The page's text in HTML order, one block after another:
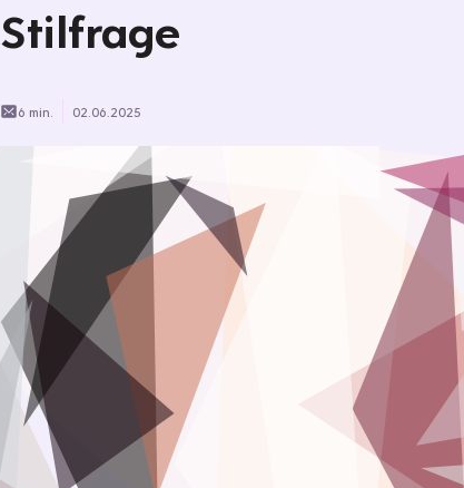
Stilfrage
6 min. 02.06.2025